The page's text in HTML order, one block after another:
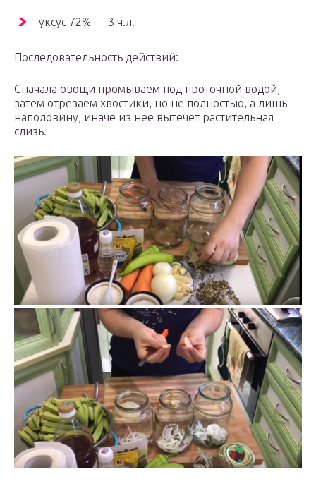
уксус 72% — 3 ч.л.
Последовательность действий:
Сначала овощи промываем под проточной водой,
затем отрезаем хвостики, но не полностью, а лишь
наполовину, иначе из нее вытечет растительная
слизь.